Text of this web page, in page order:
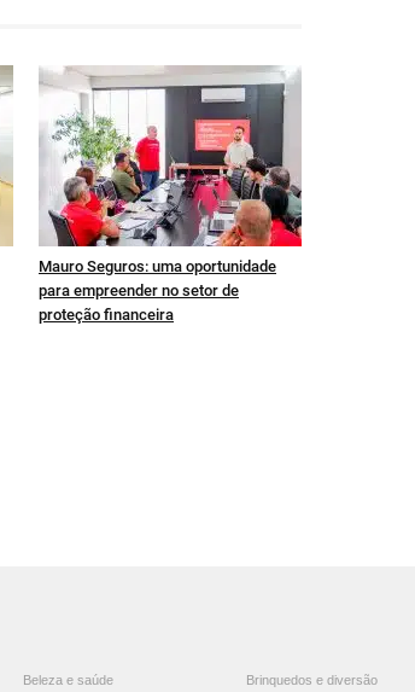
Mauro Seguros: uma oportunidade
para empreender no setor de
proteção financeira
Beleza e saúde Brinquedos e diversão